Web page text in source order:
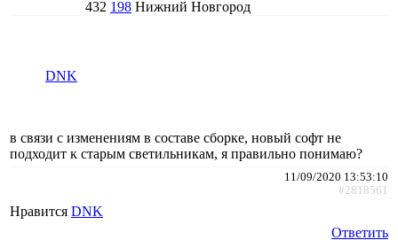
432 198 Нижний Новгород
DNK
в связи с изменениям в составе сборке, новый софт не
подходит к старым светильникам, я правильно понимаю?
11/09/2020 13:53:10
#2818561
Нравится DNK
Ответить